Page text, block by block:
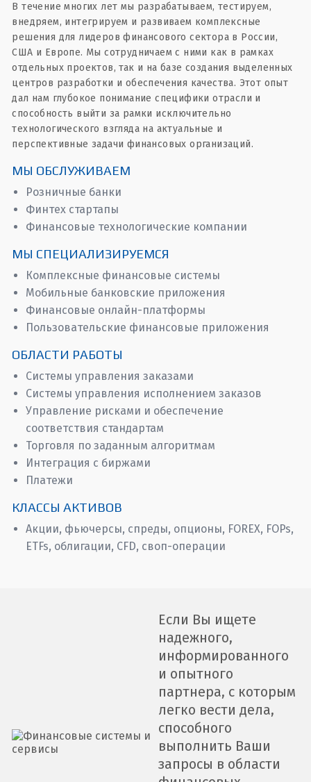
В течение многих лет мы разрабатываем, тестируем,
внедряем, интегрируем и развиваем комплексные
решения для лидеров финансового сектора в России,
США и Европе. Мы сотрудничаем с ними как в рамках
отдельных проектов, так и на базе создания выделенных
центров разработки и обеспечения качества. Этот опыт
дал нам глубокое понимание специфики отрасли и
способность выйти за рамки исключительно
технологического взгляда на актуальные и
перспективные задачи финансовых организаций.
МЫ ОБСЛУЖИВАЕМ
Розничные банки
Финтех стартапы
Финансовые технологические компании
МЫ СПЕЦИАЛИЗИРУЕМСЯ
Комплексные финансовые системы
Мобильные банковские приложения
Финансовые онлайн-платформы
Пользовательские финансовые приложения
ОБЛАСТИ РАБОТЫ
Системы управления заказами
Системы управления исполнением заказов
Управление рисками и обеспечение
соответствия стандартам
Торговля по заданным алгоритмам
Интеграция с биржами
Платежи
КЛАССЫ АКТИВОВ
Акции, фьючерсы, спреды, опционы, FOREX, FOPs,
ETFs, облигации, CFD, своп-операции
Если Вы ищете
надежного,
информированного
и опытного
партнера, с которым
легко вести дела,
способного
выполнить Ваши
запросы в области